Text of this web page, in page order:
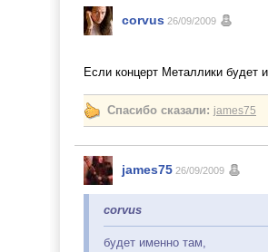
corvus 26/09/2009
Если концерт Металлики будет
Спасибо сказали: james75
james75 26/09/2009
corvus
будет именно там,